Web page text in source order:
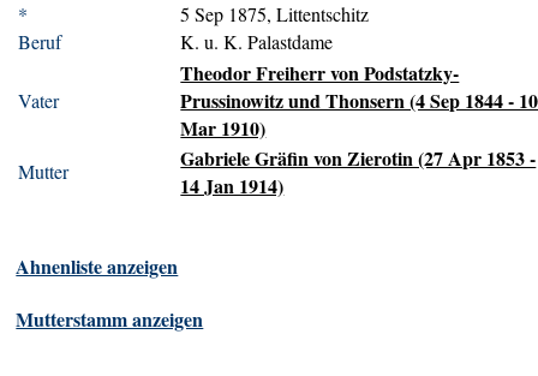
*
5 Sep 1875, Littentschitz
Beruf
K. u. K. Palastdame
Vater
Theodor Freiherr von Podstatzky-
Prussinowitz und Thonsern (4 Sep 1844 - 10
Mar 1910)
Mutter
Gabriele Gräfin von Zierotin (27 Apr 1853 -
14 Jan 1914)
Ahnenliste anzeigen
Mutterstamm anzeigen